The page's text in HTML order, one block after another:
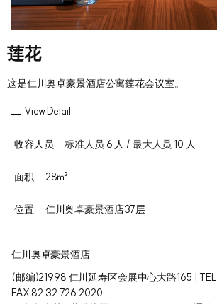
莲花
这是仁川奥卓豪景酒店公寓莲花会议室。
View Detail
收容人员 标准人员 6 人 / 最大人员 10 人
面积 28㎡
位置 仁川奥卓豪景酒店37层
仁川奥卓豪景酒店
(邮编)21998 仁川延寿区会展中心大路165 |
FAX 82.32.726.2020